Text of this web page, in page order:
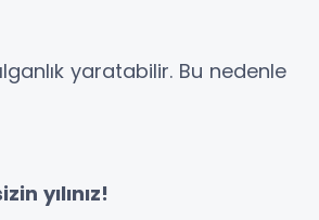
yaratabilir. Bu nedenle
yılınız!